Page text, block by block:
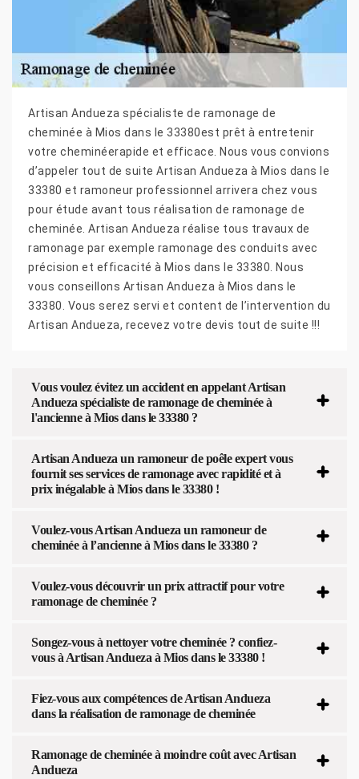
Artisan Andueza spécialiste de ramonage de
cheminée à Mios dans le 33380est prêt à entretenir
votre cheminéerapide et efficace. Nous vous convions
d’appeler tout de suite Artisan Andueza à Mios dans le
33380 et ramoneur professionnel arrivera chez vous
pour étude avant tous réalisation de ramonage de
cheminée. Artisan Andueza réalise tous travaux de
ramonage par exemple ramonage des conduits avec
précision et efficacité à Mios dans le 33380. Nous
vous conseillons Artisan Andueza à Mios dans le
33380. Vous serez servi et content de l’intervention du
Artisan Andueza, recevez votre devis tout de suite !!!
Vous voulez évitez un accident en appelant Artisan
Andueza spécialiste de ramonage de cheminée à
l'ancienne à Mios dans le 33380 ?
Artisan Andueza un ramoneur de poêle expert vous
fournit ses services de ramonage avec rapidité et à
prix inégalable à Mios dans le 33380 !
Voulez-vous Artisan Andueza un ramoneur de
cheminée à l’ancienne à Mios dans le 33380 ?
Voulez-vous découvrir un prix attractif pour votre
ramonage de cheminée ?
Songez-vous à nettoyer votre cheminée ? confiez-
vous à Artisan Andueza à Mios dans le 33380 !
Fiez-vous aux compétences de Artisan Andueza
dans la réalisation de ramonage de cheminée
Ramonage de cheminée à moindre coût avec Artisan
Andueza